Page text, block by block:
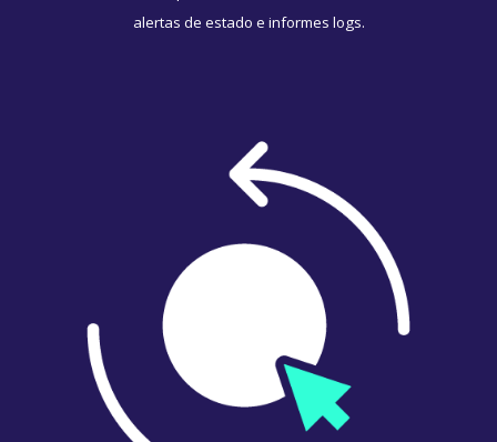
alertas de estado e informes logs.